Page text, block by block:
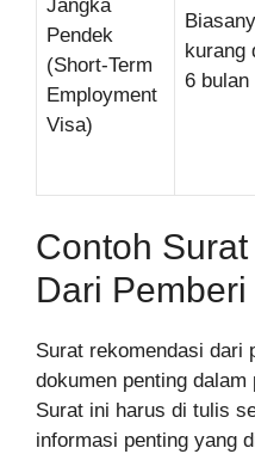
Jangka
Pendek
(Short-Term
Employment
Visa)
kurang
6 bulan
Contoh
Dari
Surat rekomendasi dari
dokumen penting
Surat ini harus di tulis
informasi penting yang